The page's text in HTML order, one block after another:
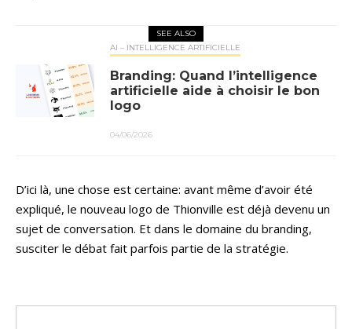
SEE ALSO
AI – INTELLIGENCE ARTIFICIELLE
Branding: Quand l’intelligence
artificielle aide à choisir le bon
logo
04/06/2026
D’ici là, une chose est certaine: avant même d’avoir été
expliqué, le nouveau logo de Thionville est déjà devenu un
sujet de conversation. Et dans le domaine du branding,
susciter le débat fait parfois partie de la stratégie.